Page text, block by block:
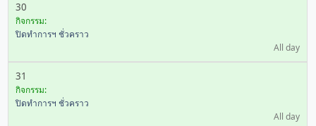
30
กิจกรรม:
ปิดทำการฯ ชั่วคราว
All day
31
กิจกรรม:
ปิดทำการฯ ชั่วคราว
All day